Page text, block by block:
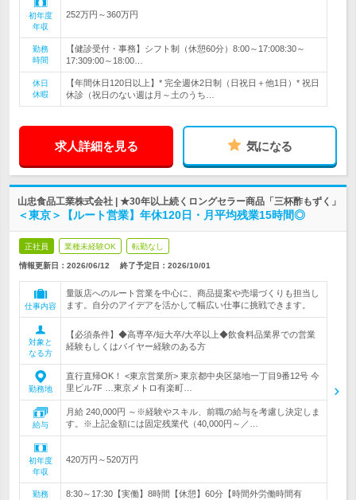
初年度
年収
252万円～360万円
勤務
時間
【健診受付・事務】シフト制（休憩60分）8:00～17:008:30～
17:309:00～18:00…
休日
休暇
【年間休日120日以上】* 完全週休2日制（日祝日＋他1日）* 祝日
休診（祝日のない週は月～土のうち…
求人詳細を見る 気になる
山忠食品工業株式会社 | ★30年以上続くロングセラー商品「三杯酢もずく」
＜東京＞【ルート営業】年休120日・月平均残業15時間◎
正社員 業種未経験OK 転勤なし
情報更新日：2026/06/12 終了予定日： 2026/10/01
仕事内容
量販店へのルート営業を中心に、商品提案や売場づくりも担当し
ます。自分のアイデアを活かして幅広い仕事に挑戦できます。
対象と
なる方
【必須条件】◆高専卒/短大卒/大卒以上◆飲食料品業界での営業
経験もしくはバイヤー経験のある方
勤務地
直行直帰OK！ <東京営業所> 東京都中央区築地一丁目9番12号 今
里ビル7F …東京メトロ有楽町…
給与
月給 240,000円 ～※経験やスキル、前職の給与を考慮し決定しま
す。※上記金額には固定残業代（40,000円～／…
初年度
年収
420万円～520万円
勤務
8:30～17:30【実働】8時間【休憩】60分【時間外労働時間有